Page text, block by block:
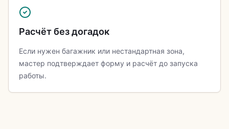
Расчёт без догадок
Если нужен багажник или нестандартная зона,
мастер подтверждает форму и расчёт до запуска
работы.